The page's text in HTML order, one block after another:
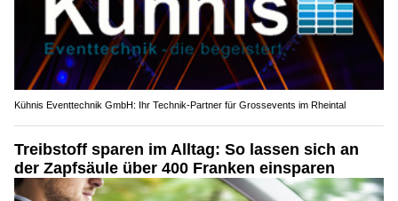
Kühnis Eventtechnik GmbH: Ihr Technik-Partner für Grossevents im Rheintal
Treibstoff sparen im Alltag: So lassen sich an
der Zapfsäule über 400 Franken einsparen